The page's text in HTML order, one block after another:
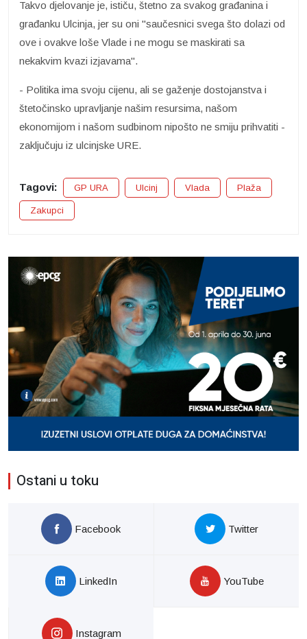
Takvo djelovanje je, ističu, štetno za svakog građanina i
građanku Ulcinja, jer su oni "saučesnici svega što dolazi od
ove i ovakve loše Vlade i ne mogu se maskirati sa
nekakvim kvazi izjavama".
- Politika ima svoju cijenu, ali se gaženje dostojanstva i
štetočinsko upravljanje našim resursima, našom
ekonomijom i našom sudbinom nipošto ne smiju prihvatiti -
zaključuju iz ulcinjske URE.
Tagovi: GP URA Ulcinj Vlada Plaža
Zakupci
Ostani u toku
Facebook Twitter
LinkedIn YouTube
Instagram